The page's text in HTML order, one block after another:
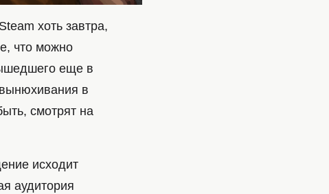
хоть завтра,
что можно
еще в
в
смотрят на
исходит
аудитория